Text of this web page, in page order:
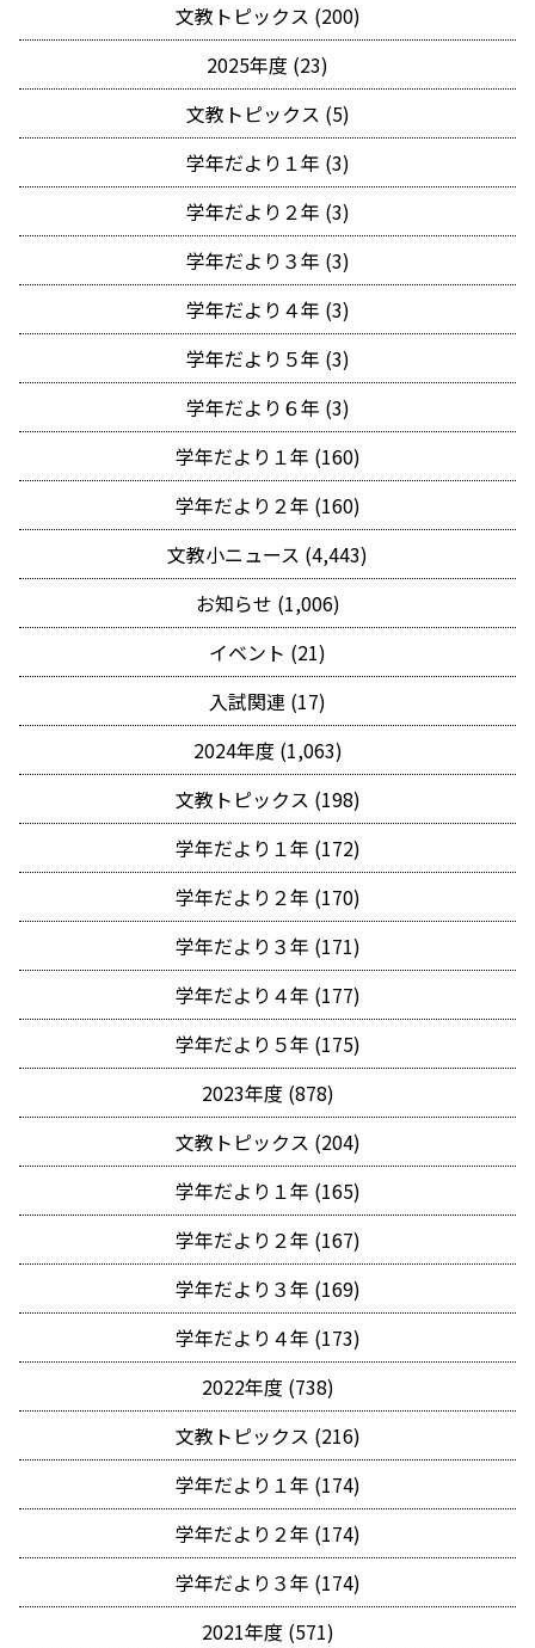
文教トピックス (200)
2025年度 (23)
文教トピックス (5)
学年だより１年 (3)
学年だより２年 (3)
学年だより３年 (3)
学年だより４年 (3)
学年だより５年 (3)
学年だより６年 (3)
学年だより１年 (160)
学年だより２年 (160)
文教小ニュース (4,443)
お知らせ (1,006)
イベント (21)
入試関連 (17)
2024年度 (1,063)
文教トピックス (198)
学年だより１年 (172)
学年だより２年 (170)
学年だより３年 (171)
学年だより４年 (177)
学年だより５年 (175)
2023年度 (878)
文教トピックス (204)
学年だより１年 (165)
学年だより２年 (167)
学年だより３年 (169)
学年だより４年 (173)
2022年度 (738)
文教トピックス (216)
学年だより１年 (174)
学年だより２年 (174)
学年だより３年 (174)
2021年度 (571)